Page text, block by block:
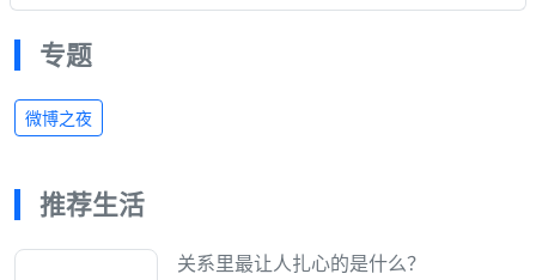
专题
微博之夜
推荐生活
关系里最让人扎心的是什么？